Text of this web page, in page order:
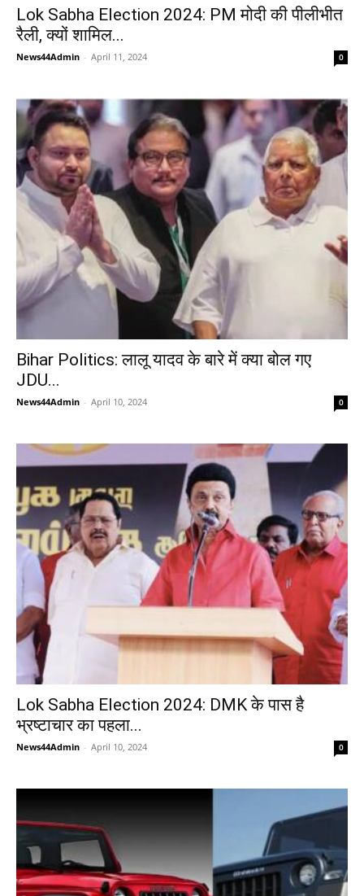
Lok Sabha Election 2024: PM मोदी की पीलीभीत
रैली, क्यों शामिल...
News44Admin - April 11, 2024 0
Bihar Politics: लालू यादव के बारे में क्या बोल गए
JDU...
News44Admin - April 10, 2024 0
Lok Sabha Election 2024: DMK के पास है
भ्रष्टाचार का पहला...
News44Admin - April 10, 2024 0